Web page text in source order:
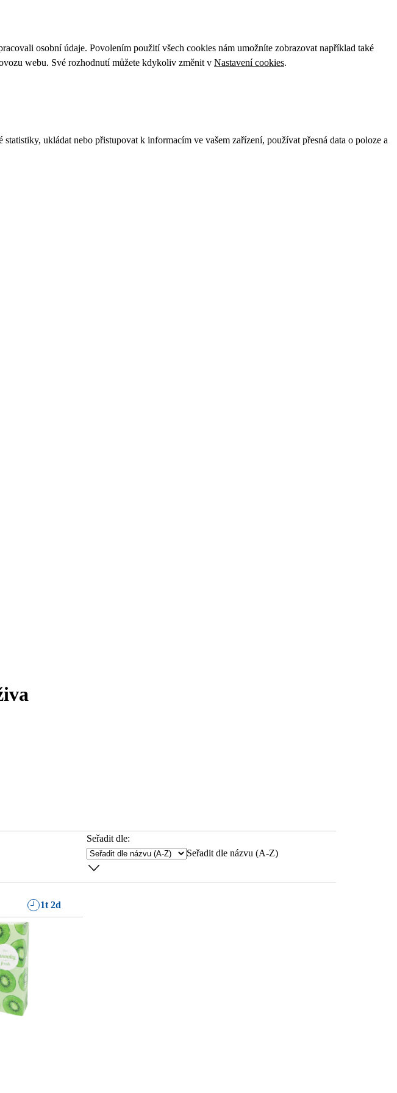
osobní údaje. Povolením použití všech cookies nám umožníte zobrazovat například také
webu. Své rozhodnutí můžete kdykoliv změnit v Nastavení cookies.
ukládat nebo přistupovat k informacím ve vašem zařízení, používat přesná data o poloze a
Seřadit dle:
Seřadit dle názvu (A-Z)
1t 2d